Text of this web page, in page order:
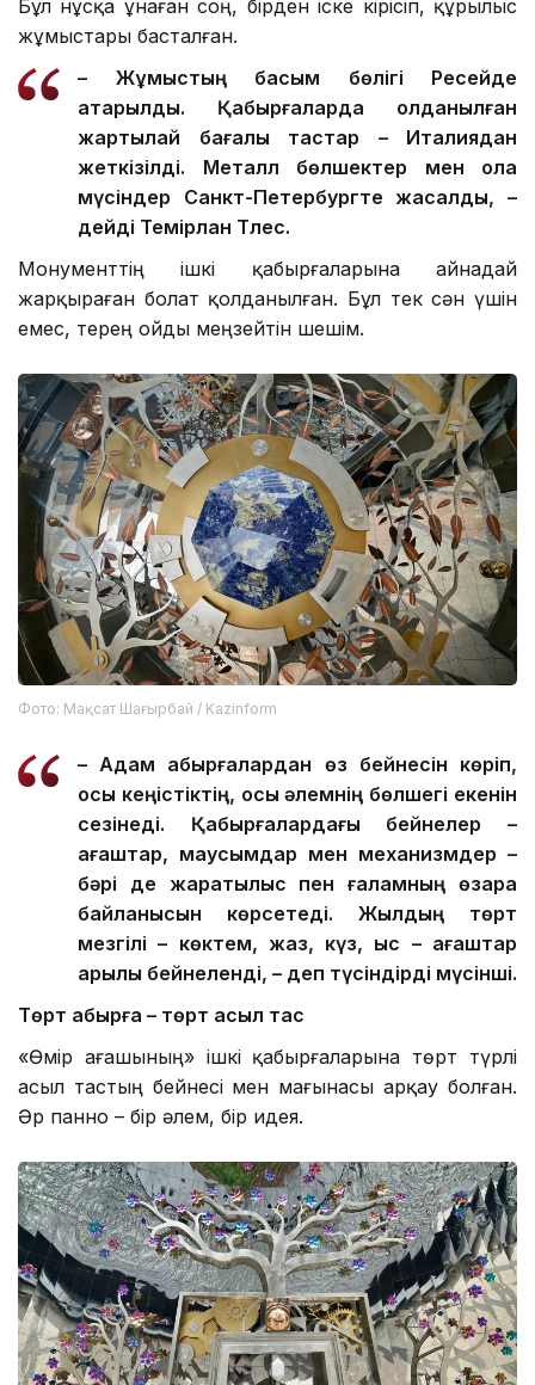
Бұл нұсқа ұнаған соң, бірден іске кірісіп, құрылыс
жұмыстары басталған.
– Жұмыстың басым бөлігі Ресейде
атқарылды. Қабырғаларда қолданылған
жартылай бағалы тастар – Италиядан
жеткізілді. Металл бөлшектер мен қола
мүсіндер Санкт-Петербургте жасалды, –
дейді Темірлан Тлес.
Монументтің ішкі қабырғаларына айнадай
жарқыраған болат қолданылған. Бұл тек сән үшін
емес, терең ойды меңзейтін шешім.
Фото: Мақсат Шағырбай / Kazinform
– Адам қабырғалардан өз бейнесін көріп,
осы кеңістіктің, осы әлемнің бөлшегі екенін
сезінеді. Қабырғалардағы бейнелер –
ағаштар, маусымдар мен механизмдер –
бәрі де жаратылыс пен ғаламның өзара
байланысын көрсетеді. Жылдың төрт
мезгілі – көктем, жаз, күз, қыс – ағаштар
арқылы бейнеленді, – деп түсіндірді мүсінші.
Төрт қабырға – төрт асыл тас
«Өмір ағашының» ішкі қабырғаларына төрт түрлі
асыл тастың бейнесі мен мағынасы арқау болған.
Әр панно – бір әлем, бір идея.